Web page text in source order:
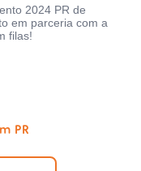
2024 PR de
em parceria com a
filas!
PR